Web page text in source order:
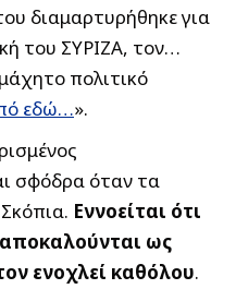
διαμαρτυρήθηκε για
του ΣΥΡΙΖΑ, τον…
πολιτικό
εδώ…».
σφόδρα όταν τα
Εννοείται ότι
ως
ενοχλεί καθόλου.